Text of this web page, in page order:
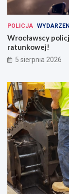
POLICJA
Wrocławscy
ratunkowej!
5 sierpnia 2026